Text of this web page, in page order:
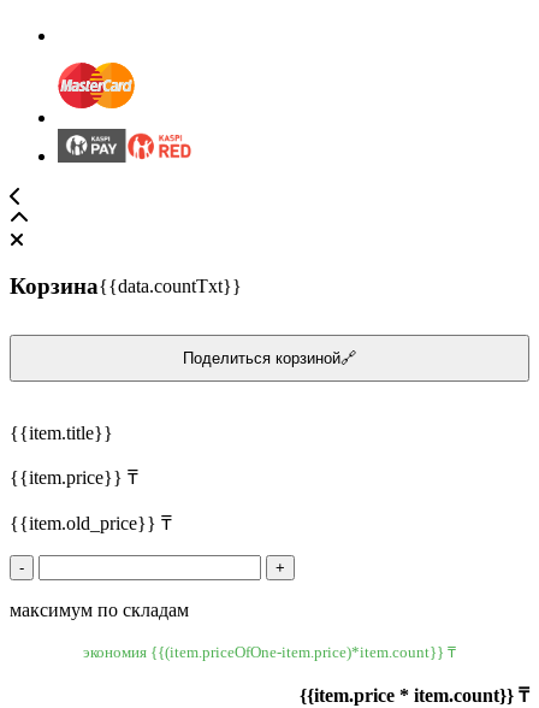
Корзина{{data.countTxt}}
Поделиться корзиной🔗
{{item.title}}
{{item.price}} ₸
{{item.old_price}} ₸
- +
максимум по складам
экономия {{(item.priceOfOne-item.price)*item.count}} ₸
{{item.price * item.count}} ₸